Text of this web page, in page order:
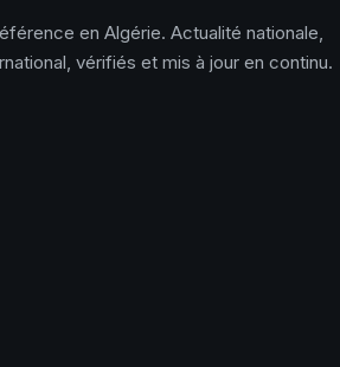
en Algérie. Actualité nationale,
vérifiés et mis à jour en continu.